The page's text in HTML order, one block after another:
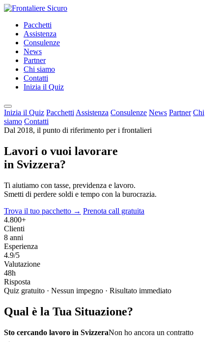
Pacchetti
Assistenza
Consulenze
News
Partner
Chi siamo
Contatti
Inizia il Quiz
Inizia il Quiz Pacchetti Assistenza Consulenze News Partner Chi
siamo Contatti
Dal 2018, il punto di riferimento per i frontalieri
Lavori o vuoi lavorare
in Svizzera?
Ti aiutiamo con tasse, previdenza e lavoro.
Smetti di perdere soldi e tempo con la burocrazia.
Trova il tuo pacchetto → Prenota call gratuita
4.800+
Clienti
8 anni
Esperienza
4.9/5
Valutazione
48h
Risposta
Quiz gratuito · Nessun impegno · Risultato immediato
Qual è la Tua Situazione?
Sto cercando lavoro in SvizzeraNon ho ancora un contratto